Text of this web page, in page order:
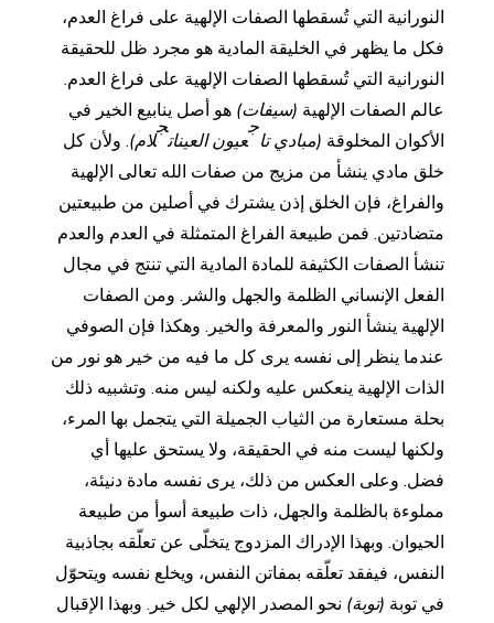
النورانية التي تُسقطها الصفات الإلهية على فراغ العدم،
فكل ما يظهر في الخليقة المادية هو مجرد ظل للحقيقة
النورانية التي تُسقطها الصفات الإلهية على فراغ العدم.
عالم الصفات الإلهية (سيفات) هو أصل ينابيع الخير في
الأكوان المخلوقة (مبادي تا
ج
عيون العينات
ج
لام). ولأن كل
خلق مادي ينشأ من مزيج من صفات الله تعالى الإلهية
والفراغ، فإن الخلق إذن يشترك في أصلين من طبيعتين
متضادتين. فمن طبيعة الفراغ المتمثلة في العدم والعدم
تنشأ الصفات الكثيفة للمادة المادية التي تنتج في مجال
الفعل الإنساني الظلمة والجهل والشر. ومن الصفات
الإلهية ينشأ النور والمعرفة والخير. وهكذا فإن الصوفي
عندما ينظر إلى نفسه يرى كل ما فيه من خير هو نور من
الذات الإلهية ينعكس عليه ولكنه ليس منه. وتشبيه ذلك
بحلة مستعارة من الثياب الجميلة التي يتجمل بها المرء،
ولكنها ليست منه في الحقيقة، ولا يستحق عليها أي
فضل. وعلى العكس من ذلك، يرى نفسه مادة دنيئة،
مملوءة بالظلمة والجهل، ذات طبيعة أسوأ من طبيعة
الحيوان. وبهذا الإدراك المزدوج يتخلّى عن تعلّقه بجاذبية
النفس، فيفقد تعلّقه بمفاتن النفس، ويخلع نفسه ويتحوّل
في توبة (توبة) نحو المصدر الإلهي لكل خير. وبهذا الإقبال